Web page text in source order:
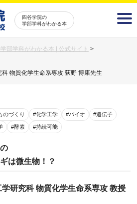
四谷学院の
学部学科がわかる本
部学科がわかる本 | 公式サイト >
物質化学生命系専攻 荻野 博康先生
のづくり #化学工学 #バイオ #遺伝子
#酵素 #持続可能
は微生物！？
研究科 物質化学生命系専攻 教授